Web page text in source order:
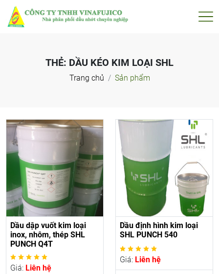
THẺ: DẦU KÉO KIM LOẠI SHL
Trang chủ Sản phẩm
Dầu dập vuốt kim loại
inox, nhôm, thép SHL
PUNCH Q4T
Giá: Liên hệ
Dầu định hình kim loại
SHL PUNCH 540
Giá: Liên hệ